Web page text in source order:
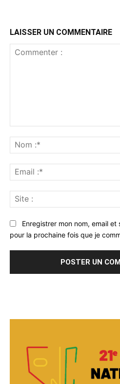
LAISSER UN COMMENTAIRE
Enregistrer mon nom, email
pour la prochaine fois que je